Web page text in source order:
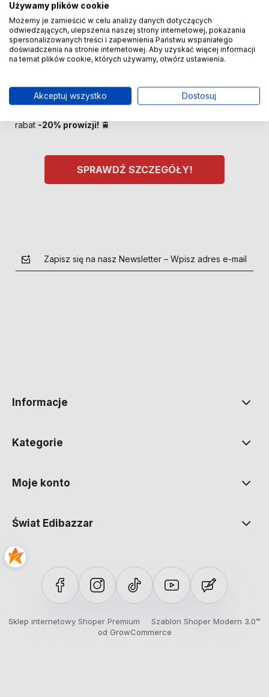
Nowość
🚢 Bezpośredni import z Chin –
rabat -20% prowizji! 🚆
SPRAWDŹ SZCZEGÓŁY!
Zapisz się na nasz Newsletter – Wpisz adres e-mail
Informacje
Kategorie
Moje konto
Świat Edibazzar
Sklep internetowy Shoper Premium
Szablon Shoper Modern 3.0™
od GrowCommerce
Używamy plików cookie
Możemy je zamieścić w celu analizy danych dotyczących
odwiedzających, ulepszenia naszej strony internetowej, pokazania
spersonalizowanych treści i zapewnienia Państwu wspaniałego
doświadczenia na stronie internetowej. Aby uzyskać więcej informacji
na temat plików cookie, których używamy, otwórz ustawienia.
Akceptuj wszystko Dostosuj